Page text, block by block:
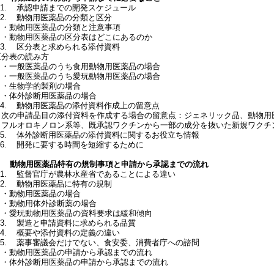
承認申請までの開発スケジュール
動物用医薬品の分類と区分
動物用医薬品の分類と注意事項
動物用医薬品の区分表はどこにあるのか
区分表と求められる添付資料
表の読み方
一般医薬品のうち食用動物用医薬品の場合
一般医薬品のうち愛玩動物用医薬品の場合
生物学的製剤の場合
体外診断用医薬品の場合
動物用医薬品の添付資料作成上の留意点
申請品目の添付資料を作成する場合の留意点：ジェネリック品、動物用
ルオロキノロン系等、既承認ワクチンから一部の成分を抜いた新規ワクチ
体外診断用医薬品の添付資料に関するお役立ち情報
開発に要する時間を短縮するために
動物用医薬品特有の規制事項と申請から承認までの流れ
監督官庁が農林水産省であることによる違い
動物用医薬品に特有の規制
動物用医薬品の場合
動物用体外診断薬の場合
愛玩動物用医薬品の資料要求は緩和傾向
製造と申請資料に求められる品質
概要や添付資料の定義の違い
薬事審議会だけでない、食安委、消費者庁への諮問
動物用医薬品の申請から承認までの流れ
体外診断用医薬品の申請から承認までの流れ